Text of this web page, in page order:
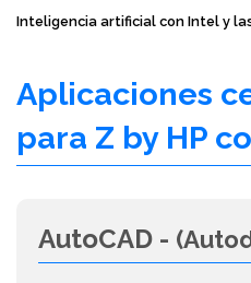
Inteligencia artificial con Intel y
Aplicaciones
para Z by HP
AutoCAD -